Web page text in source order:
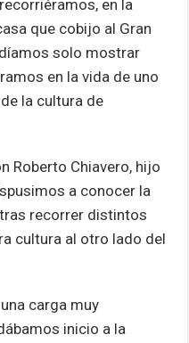
er tir
en la
que cobijo al Gran
solo mostrar
en la vida de uno
la cultura de
Roberto Chiavero, hijo
a conocer la
recorrer distintos
cultura al otro lado del
carga muy
inicio a la